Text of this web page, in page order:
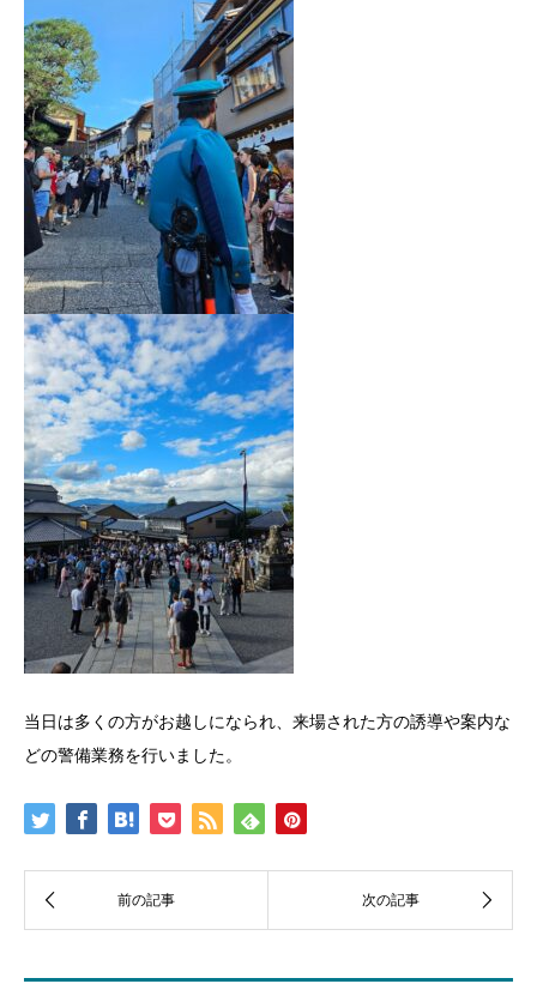
当日は多くの方がお越しになられ、来場された方の誘導や案内な
どの警備業務を行いました。